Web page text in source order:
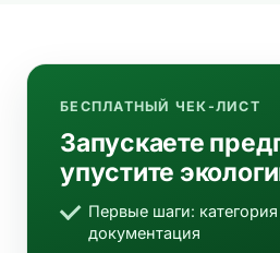
БЕСПЛАТНЫЙ ЧЕК-ЛИСТ
Запускаете
упустите
Первые шаги:
документация